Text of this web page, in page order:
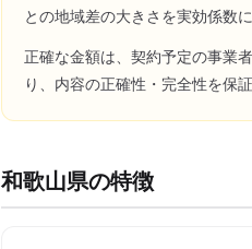
との地域差の大きさを実効係数
正確な金額は、契約予定の事業
り、内容の正確性・完全性を保
和歌山県の特徴